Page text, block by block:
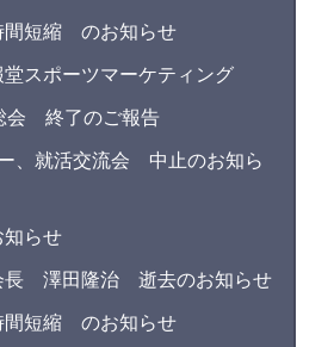
間短縮 のお知らせ
スポーツマーケティング
会 終了のご報告
、就活交流会 中止のお知ら
知らせ
長 澤田隆治 逝去のお知らせ
間短縮 のお知らせ